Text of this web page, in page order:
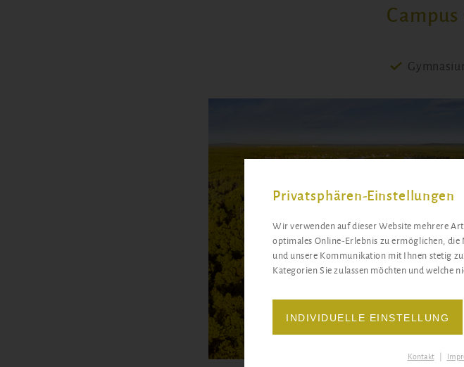
Privatsphären-Einstellungen
Wir verwenden auf dieser Website mehrere
optimales Online-Erlebnis zu ermöglichen,
und unsere Kommunikation mit Ihnen stetig
Kategorien Sie zulassen möchten und welche
INDIVIDUELLE EINSTELLUNG
Kontakt